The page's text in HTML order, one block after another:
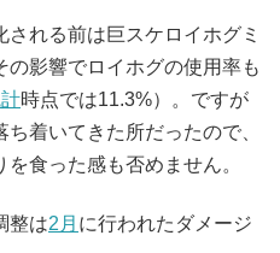
れる前は巨スケロイホグミ
影響でロイホグの使用率も
時点では11.3%）。ですが
着いてきた所だったので、
食った感も否めません。
整は2月 に行われたダメージ